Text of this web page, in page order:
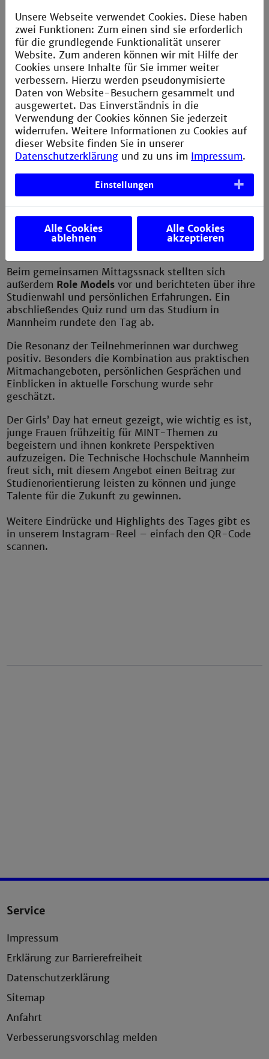
Im Anschluss ging es in die Labore der Hochschule.
Dort konnten die Teilnehmerinnen im organisch-
chemischen LaborDNA aus Bananen extrahieren
und so grundlegende Methoden der Biotechnologie
selbst ausprobieren. Beim darauffolgenden Frühstück
bot sich zudem die Gelegenheit zum persönlichen
Austausch mit einer Professorin, die Einblicke in ihren
Werdegang und den Studienalltag gab.
Ein weiteres Highlight war der Besuch der
Verfahrenshalle: Hier erlebten die Schülerinnen vom
Pulver zur Tablette, wie Tabletten entstehen – und
konnten selbst an der Tablettenpresse mitarbeiten.
Im Rahmen einer „Sneak Peak“ in aktuelle
Forschungsthemen präsentierten Forschende moderne
Künstliche Intelligenz und Computer Vision– von
sprachgesteuerter Interaktion bis hin zur
Prozessautomatisierung.
Beim gemeinsamen Mittagssnack stellten sich
außerdem Role Models vor und berichteten über ihre
Studienwahl und persönlichen Erfahrungen. Ein
abschließendes Quiz rund um das Studium in
Mannheim rundete den Tag ab.
Die Resonanz der Teilnehmerinnen war durchweg
positiv. Besonders die Kombination aus praktischen
Mitmachangeboten, persönlichen Gesprächen und
Einblicken in aktuelle Forschung wurde sehr
geschätzt.
Der Girls’ Day hat erneut gezeigt, wie wichtig es ist,
junge Frauen frühzeitig für MINT-Themen zu
begeistern und ihnen konkrete Perspektiven
aufzuzeigen. Die Technische Hochschule Mannheim
freut sich, mit diesem Angebot einen Beitrag zur
Studienorientierung leisten zu können und junge
Talente für die Zukunft zu gewinnen.
Weitere Eindrücke und Highlights des Tages gibt es
in unserem Instagram-Reel – einfach den QR-Code
scannen.
Service
Impressum
Erklärung zur Barrierefreiheit
Datenschutzerklärung
Sitemap
Anfahrt
Verbesserungsvorschlag melden
Unsere Webseite verwendet Cookies. Diese haben
zwei Funktionen: Zum einen sind sie erforderlich
für die grundlegende Funktionalität unserer
Website. Zum anderen können wir mit Hilfe der
Cookies unsere Inhalte für Sie immer weiter
verbessern. Hierzu werden pseudonymisierte
Daten von Website-Besuchern gesammelt und
ausgewertet. Das Einverständnis in die
Verwendung der Cookies können Sie jederzeit
widerrufen. Weitere Informationen zu Cookies auf
dieser Website finden Sie in unserer
Datenschutzerklärung und zu uns im Impressum.
Einstellungen
Alle Cookies
ablehnen
Alle Cookies
akzeptieren